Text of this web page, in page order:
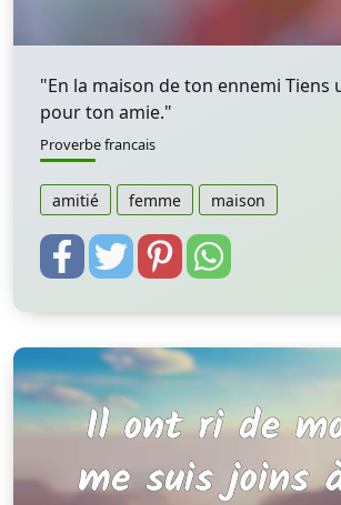
"En la maison de ton ennemi Tiens
pour ton amie."
Proverbe francais
amitié femme maison